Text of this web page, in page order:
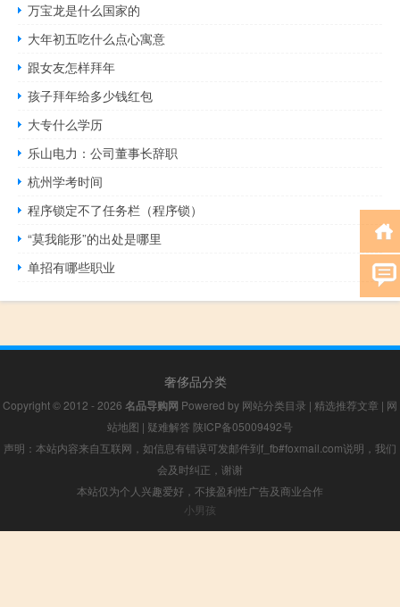
万宝龙是什么国家的
大年初五吃什么点心寓意
跟女友怎样拜年
孩子拜年给多少钱红包
大专什么学历
乐山电力：公司董事长辞职
杭州学考时间
程序锁定不了任务栏（程序锁）
“莫我能形”的出处是哪里
单招有哪些职业
奢侈品分类
Copyright © 2012 - 2026 名品导购网 Powered by 网站分类目录 | 精选推荐文章 | 网
站地图 | 疑难解答 陕ICP备05009492号
声明：本站内容来自互联网，如信息有错误可发邮件到f_fb#foxmail.com说明，我们
会及时纠正，谢谢
本站仅为个人兴趣爱好，不接盈利性广告及商业合作
小男孩